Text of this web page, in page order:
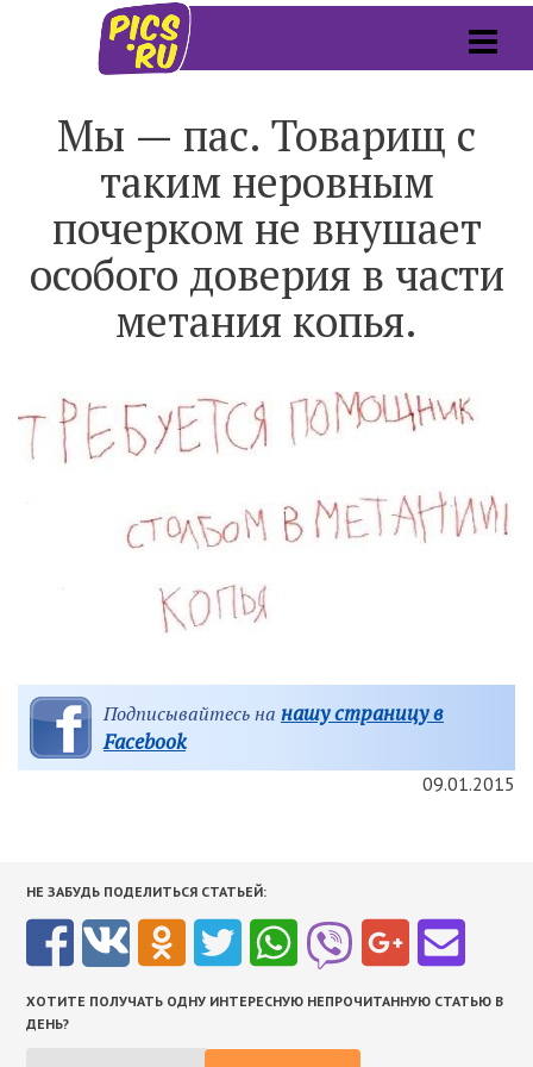
Мы — пас. Товарищ с
таким неровным
почерком не внушает
особого доверия в части
метания копья.
Подписывайтесь на нашу страницу в
Facebook
09.01.2015
НЕ ЗАБУДЬ ПОДЕЛИТЬСЯ СТАТЬЕЙ:
ХОТИТЕ ПОЛУЧАТЬ ОДНУ ИНТЕРЕСНУЮ НЕПРОЧИТАННУЮ СТАТЬЮ В
ДЕНЬ?